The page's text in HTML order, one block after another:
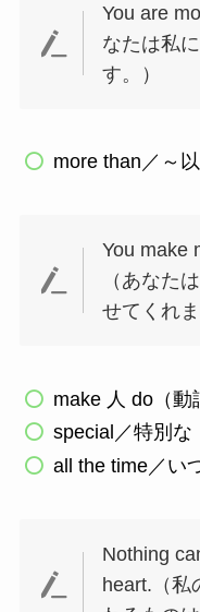
You are
なたは私
す。）
more than／～
You make
（あなた
せてくれま
make 人 do（動
special／特別な
all the time／い
Nothing
heart.（私